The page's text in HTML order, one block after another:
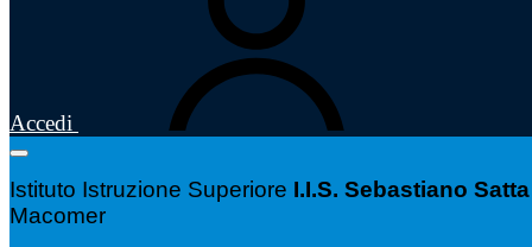
Accedi
Istituto Istruzione Superiore I.I.S. Sebastiano Satta
Macomer